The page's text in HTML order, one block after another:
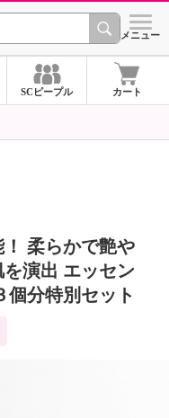
シ
メニュー
SCピープル カート
柔らかで艶や
演出 エッセン
個分特別セット